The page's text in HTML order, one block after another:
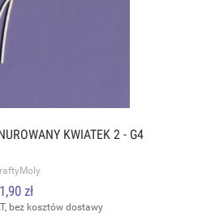
KWIATEK 2 - G4
1,90 zł
bez kosztów dostawy